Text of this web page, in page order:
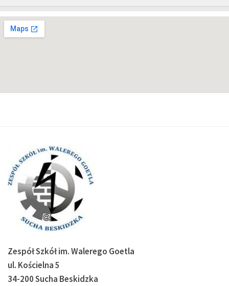
Zespół Szkół im. Walerego Goetla
ul. Kościelna 5
34-200 Sucha Beskidzka